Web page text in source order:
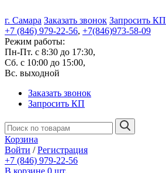
г. Самара Заказать звонок Запросить КП
+7 (846) 979-22-56, +7(846)973-58-09
Режим работы:
Пн-Пт. с 8:30 до 17:30,
Сб. с 10:00 до 15:00,
Вс. выходной
Заказать звонок
Запросить КП
Корзина
Войти /Регистрация
+7 (846) 979-22-56
В корзине 0 шт.